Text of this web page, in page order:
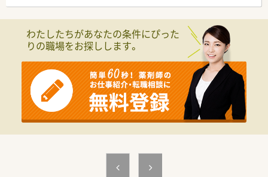
■さらなる供給体制の強化と品質向上のため、定期採用として新
しい知識や経験を持つ人財を広く募集しています。
■業界を問わず品質管理の経験をお持ちの方で、周囲と協力しな
がら正確に業務を遂行できる方を求めています。
■新卒や未経験の方の採用は行っていないため、これまでに培っ
た専門的なスキルを即戦力として発揮できます。
【必要スキル・歓迎スキル】
■必須条件として業界不問で品質管理の実務経験が必要であり、
基本的なパソコン操作ができる方を募集します。
■分析業務の経験がある方は優遇しており、専門機器を扱ったス
わたしたちがあなたの条件にぴった
りの職場をお探しします。